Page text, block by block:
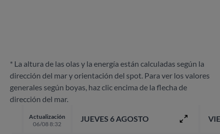
* La altura de las olas y la energía están calculadas según la
dirección del mar y orientación del spot. Para ver los valores
generales según boyas, haz clic encima de la flecha de
dirección del mar.
Actualización
06/08 8:32
JUEVES 6 AGOSTO